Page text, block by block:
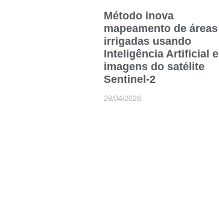
Método inova
mapeamento de áreas
irrigadas usando
Inteligência Artificial e
imagens do satélite
Sentinel-2
28/04/2026